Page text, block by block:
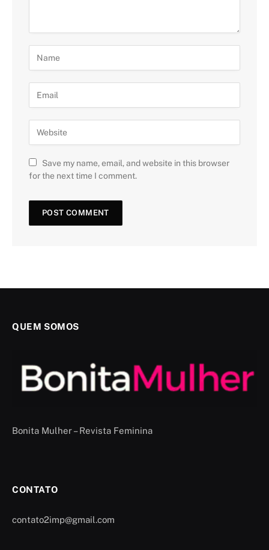
Save my name, email, and website in this browser
for the next time I comment.
QUEM SOMOS
Bonita Mulher – Revista Feminina
CONTATO
contato2imp@gmail.com